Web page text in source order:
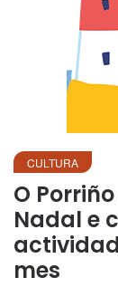
CULTURA
O
Nadal e
mes